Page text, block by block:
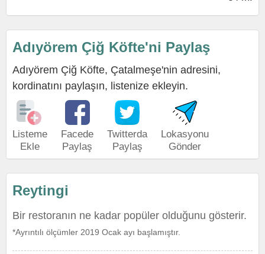
Adıyörem Çiğ Köfte'ni Paylaş
Adıyörem Çiğ Köfte, Çatalmeşe'nin adresini,
kordinatını paylaşın, listenize ekleyin.
Listeme
Ekle
Facede
Paylaş
Twitterda
Paylaş
Lokasyonu
Gönder
Reytingi
Bir restoranın ne kadar popüler olduğunu gösterir.
*Ayrıntılı ölçümler 2019 Ocak ayı başlamıştır.